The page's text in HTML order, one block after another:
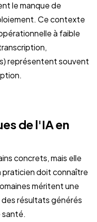
le manque de
Ce contexte
à faible
représentent souvent
de l'IA en
concrets, mais elle
praticien doit connaître
méritent une
résultats générés